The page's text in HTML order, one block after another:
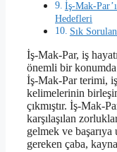
İş-Mak-
Hedefleri
Sık
İş-Mak-Par, iş
önemli bir
İş-Mak-Par terimi,
kelimelerinin
çıkmıştır. İş-Mak-
karşılaşılan
gelmek ve
gereken çaba,